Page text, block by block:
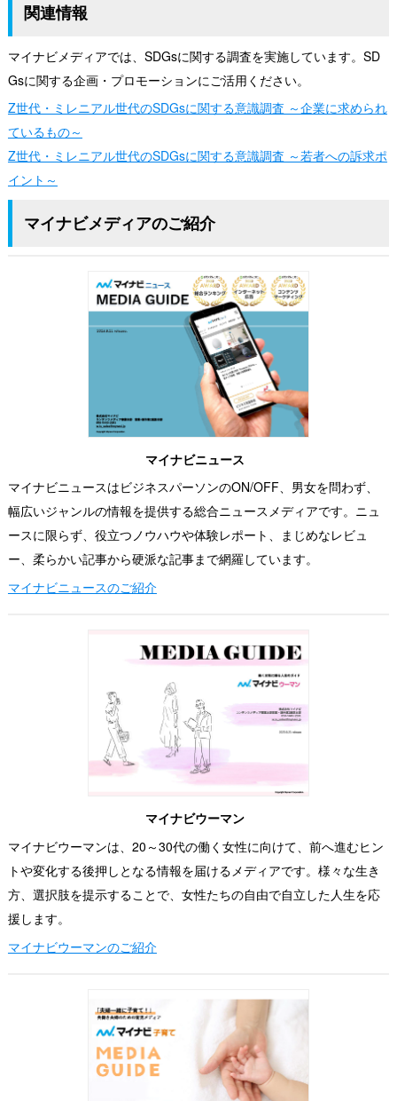
関連情報
マイナビメディアでは、SDGsに関する調査を実施しています。SD
Gsに関する企画・プロモーションにご活用ください。
Z世代・ミレニアル世代のSDGsに関する意識調査 ～企業に求められ
ているもの～
Z世代・ミレニアル世代のSDGsに関する意識調査 ～若者への訴求ポ
イント～
マイナビメディアのご紹介
マイナビニュース
マイナビニュースはビジネスパーソンのON/OFF、男女を問わず、
幅広いジャンルの情報を提供する総合ニュースメディアです。ニュ
ースに限らず、役立つノウハウや体験レポート、まじめなレビュ
ー、柔らかい記事から硬派な記事まで網羅しています。
マイナビニュースのご紹介
マイナビウーマン
マイナビウーマンは、20～30代の働く女性に向けて、前へ進むヒン
トや変化する後押しとなる情報を届けるメディアです。様々な生き
方、選択肢を提示することで、女性たちの自由で自立した人生を応
援します。
マイナビウーマンのご紹介